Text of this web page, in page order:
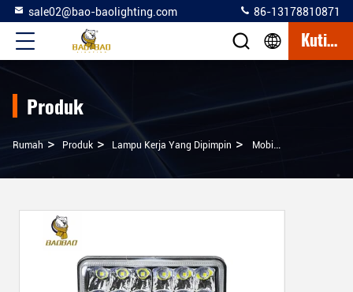
sale02@bao-baolighting.com 86-13178810871
Kutipan
Produk
Rumah > Produk > Lampu Kerja Yang Dipimpin > Mobil Universal Offroad 12V Lampu Kerja LED 3 4 5 8 Inch Putih 48W